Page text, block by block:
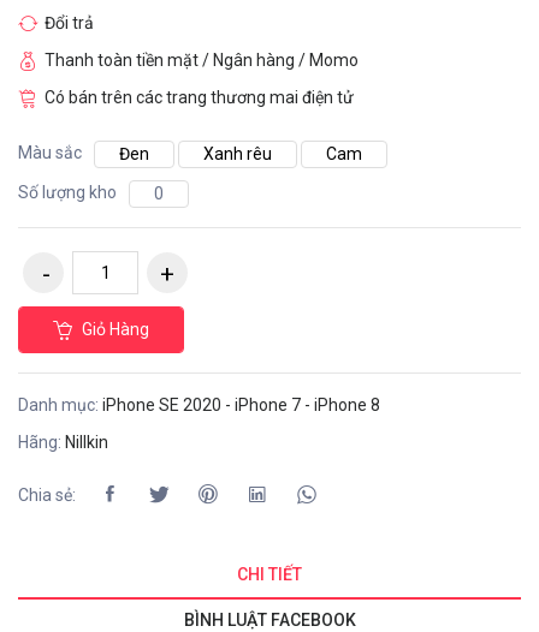
Đổi trả
Thanh toàn tiền mặt / Ngân hàng / Momo
Có bán trên các trang thương mai điện tử
Màu sắc Đen Xanh rêu
Cam
Số lượng kho
0
Giỏ Hàng
Danh mục: iPhone SE 2020 - iPhone 7 - iPhone 8
Hãng: Nillkin
Chia sẻ:
CHI TIẾT
BÌNH LUẬT FACEBOOK